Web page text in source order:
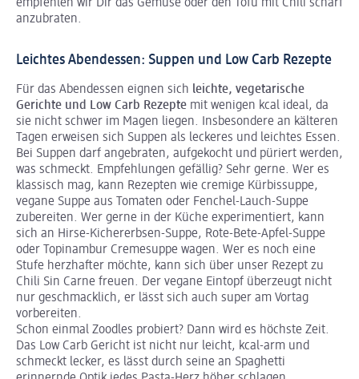
empfehlen wir Dir das Gemüse oder den Tofu mit Chili scharf
anzubraten.
Leichtes Abendessen: Suppen und Low Carb Rezepte
Für das Abendessen eignen sich leichte, vegetarische
Gerichte und Low Carb Rezepte mit wenigen kcal ideal, da
sie nicht schwer im Magen liegen. Insbesondere an kälteren
Tagen erweisen sich Suppen als leckeres und leichtes Essen.
Bei Suppen darf angebraten, aufgekocht und püriert werden,
was schmeckt. Empfehlungen gefällig? Sehr gerne. Wer es
klassisch mag, kann Rezepten wie cremige Kürbissuppe,
vegane Suppe aus Tomaten oder Fenchel-Lauch-Suppe
zubereiten. Wer gerne in der Küche experimentiert, kann
sich an Hirse-Kichererbsen-Suppe, Rote-Bete-Apfel-Suppe
oder Topinambur Cremesuppe wagen. Wer es noch eine
Stufe herzhafter möchte, kann sich über unser Rezept zu
Chili Sin Carne freuen. Der vegane Eintopf überzeugt nicht
nur geschmacklich, er lässt sich auch super am Vortag
vorbereiten.
Schon einmal Zoodles probiert? Dann wird es höchste Zeit.
Das Low Carb Gericht ist nicht nur leicht, kcal-arm und
schmeckt lecker, es lässt durch seine an Spaghetti